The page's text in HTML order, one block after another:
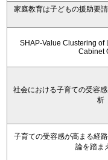
家庭教育は子どもの援助要
SHAP-Value Clustering of
Cabinet
社会における子育ての受容
析
子育ての受容感が高まる経
論を踏ま